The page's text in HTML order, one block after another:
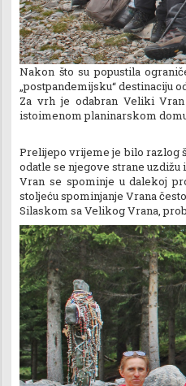
Nakon što su popustila
„postpandemijsku“ destinaciju
Za vrh je odabran Veliki
istoimenom planinarskom
Prelijepo vrijeme je bilo razlog
odatle se njegove strane
Vran se spominje u dalekoj
stoljeću spominjanje Vrana
Silaskom sa Velikog Vrana,